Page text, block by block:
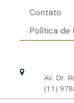
Contato
Política de
Av. Dr.
(11)